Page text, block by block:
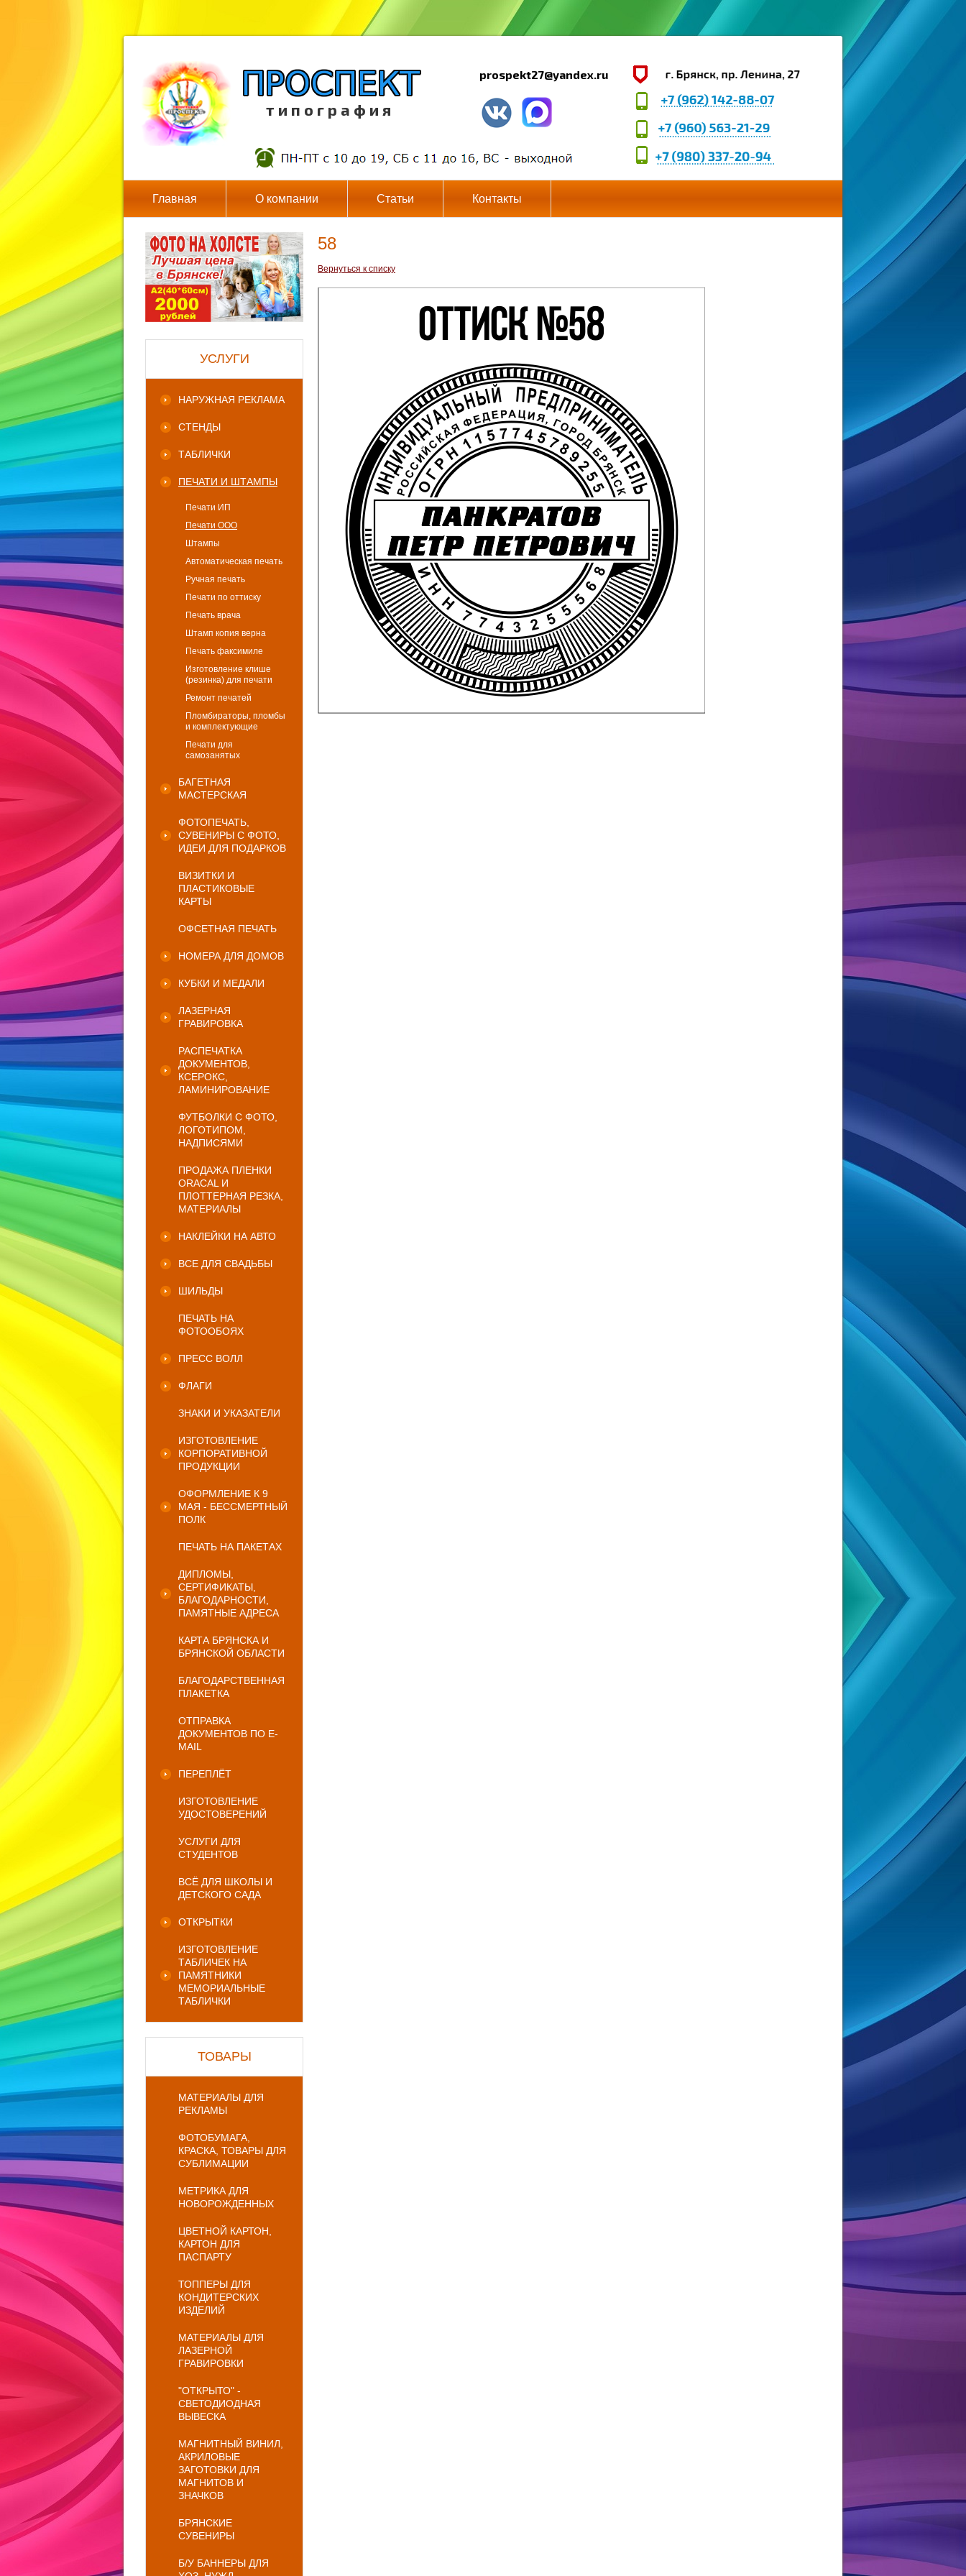
т и п о г р а ф и я
prospekt27@yandex.ru
Главная О компании Статьи Контакты
УСЛУГИ
НАРУЖНАЯ РЕКЛАМА
СТЕНДЫ
ТАБЛИЧКИ
ПЕЧАТИ И ШТАМПЫ
Печати ИП
Печати ООО
Штампы
Автоматическая печать
Ручная печать
Печати по оттиску
Печать врача
Штамп копия верна
Печать факсимиле
Изготовление клише
(резинка) для печати
Ремонт печатей
Пломбираторы, пломбы
и комплектующие
Печати для
самозанятых
БАГЕТНАЯ
МАСТЕРСКАЯ
ФОТОПЕЧАТЬ,
СУВЕНИРЫ С ФОТО,
ИДЕИ ДЛЯ ПОДАРКОВ
ВИЗИТКИ И
ПЛАСТИКОВЫЕ
КАРТЫ
ОФСЕТНАЯ ПЕЧАТЬ
НОМЕРА ДЛЯ ДОМОВ
КУБКИ И МЕДАЛИ
ЛАЗЕРНАЯ
ГРАВИРОВКА
РАСПЕЧАТКА
ДОКУМЕНТОВ,
КСЕРОКС,
ЛАМИНИРОВАНИЕ
ФУТБОЛКИ С ФОТО,
ЛОГОТИПОМ,
НАДПИСЯМИ
ПРОДАЖА ПЛЕНКИ
ORACAL И
ПЛОТТЕРНАЯ РЕЗКА,
МАТЕРИАЛЫ
НАКЛЕЙКИ НА АВТО
ВСЕ ДЛЯ СВАДЬБЫ
ШИЛЬДЫ
ПЕЧАТЬ НА
ФОТООБОЯХ
ПРЕСС ВОЛЛ
ФЛАГИ
ЗНАКИ И УКАЗАТЕЛИ
ИЗГОТОВЛЕНИЕ
КОРПОРАТИВНОЙ
ПРОДУКЦИИ
ОФОРМЛЕНИЕ К 9
МАЯ - БЕССМЕРТНЫЙ
ПОЛК
ПЕЧАТЬ НА ПАКЕТАХ
ДИПЛОМЫ,
СЕРТИФИКАТЫ,
БЛАГОДАРНОСТИ,
ПАМЯТНЫЕ АДРЕСА
КАРТА БРЯНСКА И
БРЯНСКОЙ ОБЛАСТИ
БЛАГОДАРСТВЕННАЯ
ПЛАКЕТКА
ОТПРАВКА
ДОКУМЕНТОВ ПО E-
MAIL
ПЕРЕПЛЁТ
ИЗГОТОВЛЕНИЕ
УДОСТОВЕРЕНИЙ
УСЛУГИ ДЛЯ
СТУДЕНТОВ
ВСЁ ДЛЯ ШКОЛЫ И
ДЕТСКОГО САДА
ОТКРЫТКИ
ИЗГОТОВЛЕНИЕ
ТАБЛИЧЕК НА
ПАМЯТНИКИ
МЕМОРИАЛЬНЫЕ
ТАБЛИЧКИ
ТОВАРЫ
МАТЕРИАЛЫ ДЛЯ
РЕКЛАМЫ
ФОТОБУМАГА,
КРАСКА, ТОВАРЫ ДЛЯ
СУБЛИМАЦИИ
МЕТРИКА ДЛЯ
НОВОРОЖДЕННЫХ
ЦВЕТНОЙ КАРТОН,
КАРТОН ДЛЯ
ПАСПАРТУ
ТОППЕРЫ ДЛЯ
КОНДИТЕРСКИХ
ИЗДЕЛИЙ
МАТЕРИАЛЫ ДЛЯ
ЛАЗЕРНОЙ
ГРАВИРОВКИ
"ОТКРЫТО" -
СВЕТОДИОДНАЯ
ВЫВЕСКА
МАГНИТНЫЙ ВИНИЛ,
АКРИЛОВЫЕ
ЗАГОТОВКИ ДЛЯ
МАГНИТОВ И
ЗНАЧКОВ
БРЯНСКИЕ
СУВЕНИРЫ
Б/У БАННЕРЫ ДЛЯ
58
Вернуться к списку